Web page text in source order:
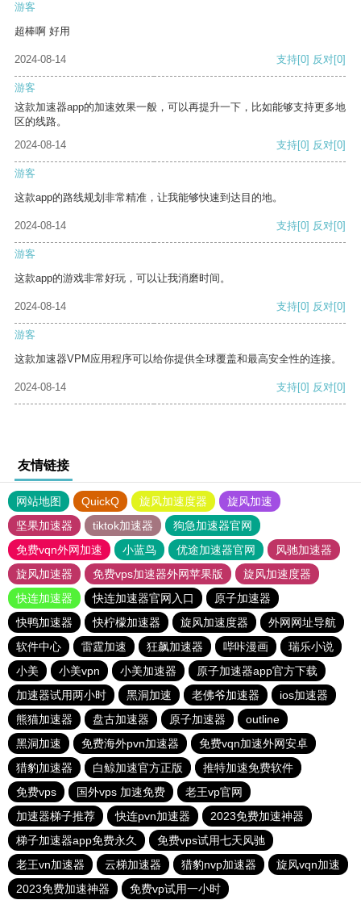
游客
超棒啊 好用
2024-08-14 支持[0] 反对[0]
游客
这款加速器app的加速效果一般，可以再提升一下，比如能够支持更多地
区的线路。
2024-08-14
支持[0] 反对[0]
游客
这款app的路线规划非常精准，让我能够快速到达目的地。
2024-08-14 支持[0] 反对[0]
游客
这款app的游戏非常好玩，可以让我消磨时间。
2024-08-14 支持[0] 反对[0]
游客
这款加速器VPM应用程序可以给你提供全球覆盖和最高安全性的连接。
2024-08-14 支持[0] 反对[0]
友情链接
网站地图 QuickQ 旋风加速度器
旋风加速
坚果加速器
tiktok加速器
狗急加速器官网
免费vqn外网加速
小蓝鸟 优途加速器官网
风驰加速器
旋风加速器
免费vps加速器外网苹果版
旋风加速度器
快连加速器
快连加速器官网入口
原子加速器
快鸭加速器
快柠檬加速器 旋风加速度器
外网网址导航
软件中心
雷霆加速 狂飙加速器 哔咔漫画
瑞乐小说
小美
小美vpn 小美加速器
原子加速器app官方下载
加速器试用两小时
黑洞加速 老佛爷加速器
ios加速器
熊猫加速器
盘古加速器 原子加速器
outline
黑洞加速
免费海外pvn加速器
免费vqn加速外网安卓
猎豹加速器
白鲸加速官方正版
推特加速免费软件
免费vps
国外vps 加速免费
老王vp官网
加速器梯子推荐
快连pvn加速器
2023免费加速神器
梯子加速器app免费永久
免费vps试用七天风驰
老王vn加速器
云梯加速器 猎豹nvp加速器
旋风vqn加速
2023免费加速神器
免费vp试用一小时